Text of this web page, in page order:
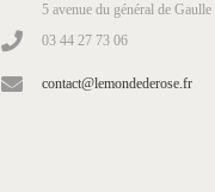
5 avenue du général de
03 44 27 73 06
contact@lemondederose.fr